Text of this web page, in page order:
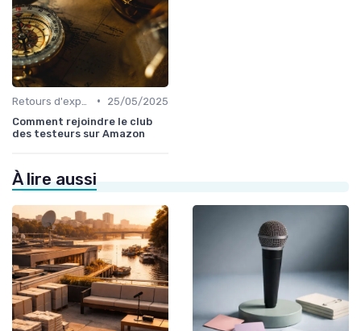
•
25/05/2025
Comment rejoindre le club
des testeurs sur Amazon
À lire aussi